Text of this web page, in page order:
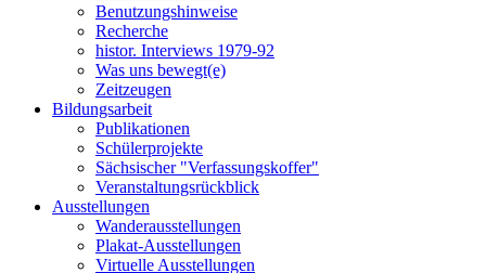
Benutzungshinweise
Recherche
histor. Interviews 1979-92
Was uns bewegt(e)
Zeitzeugen
Bildungsarbeit
Publikationen
Schülerprojekte
Sächsischer "Verfassungskoffer"
Veranstaltungsrückblick
Ausstellungen
Wanderausstellungen
Plakat-Ausstellungen
Virtuelle Ausstellungen